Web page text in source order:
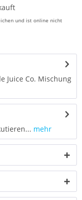
und ist online nicht
Juice Co. Mischung
mehr